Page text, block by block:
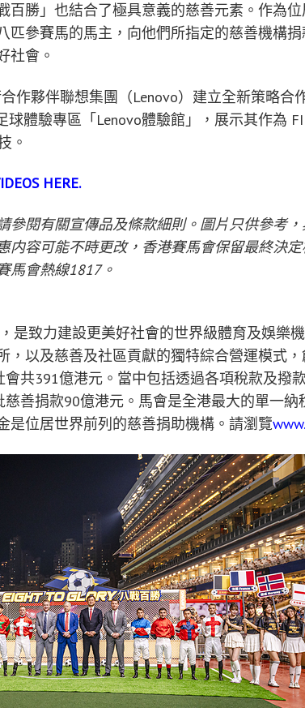
百勝」也結合了極具意義的慈善元素。作為
匹參賽馬的馬主，向他們所指定的慈善機構
社會。
作夥伴聯想集團（Lenovo）建立全新策略合
體驗專區「Lenovo體驗館」，展示其作為
。
HERE.
參閱有關宣傳品及條款細則。圖片只供參考
内容可能不時更改，香港賽馬會保留最終決
馬會熱線1817。
是致力建設更美好社會的世界級體育及娛樂
，以及慈善及社區貢獻的獨特綜合營運模式
共391億港元。當中包括透過各項稅款及撥
善捐款90億港元。馬會是全港最大的單一納
是位居世界前列的慈善捐助機構。請瀏覽